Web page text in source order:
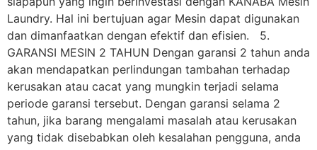
Laundry. Hal ini bertujuan agar Mesin dapat digunakan
dan dimanfaatkan dengan efektif dan efisien. 5.
GARANSI MESIN 2 TAHUN Dengan garansi 2 tahun anda
akan mendapatkan perlindungan tambahan terhadap
kerusakan atau cacat yang mungkin terjadi selama
periode garansi tersebut. Dengan garansi selama 2
tahun, jika barang mengalami masalah atau kerusakan
yang tidak disebabkan oleh kesalahan pengguna, anda